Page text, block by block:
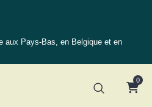
aux Pays-Bas, en Belgique et en
0